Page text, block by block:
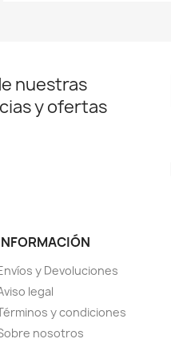
nuestras
y ofertas
y Devoluciones
legal
y condiciones
nosotros